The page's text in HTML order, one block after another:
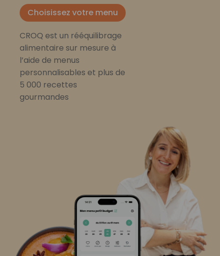
Choisissez votre menu
CROQ est un rééquilibrage
alimentaire sur mesure à
l’aide de menus
personnalisables et plus de
5 000 recettes
gourmandes